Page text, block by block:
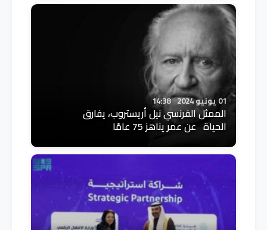
01 يونيو 2024 14:38
الممثل الفرنسي نيل أريستروب، يفارق
الحياة عن عمر يناهز 75 عامًا